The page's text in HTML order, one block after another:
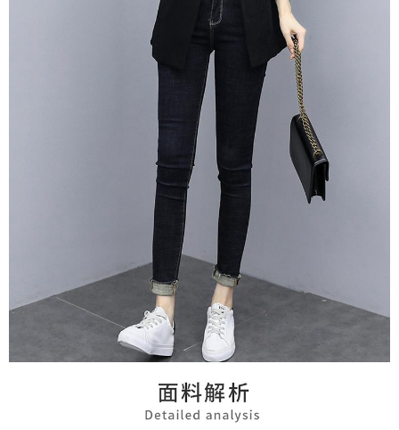
每筆NT$90，滿NT$699(含以上)免運費